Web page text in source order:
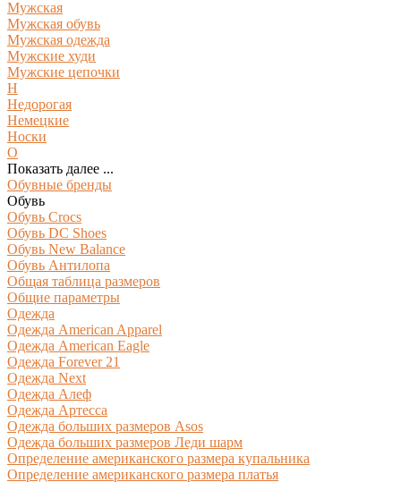
Мужская
Мужская обувь
Мужская одежда
Мужские худи
Мужские цепочки
Н
Недорогая
Немецкие
Носки
О
Показать далее ...
Обувные бренды
Обувь
Обувь Crocs
Обувь DC Shoes
Обувь New Balance
Обувь Антилопа
Общая таблица размеров
Общие параметры
Одежда
Одежда American Apparel
Одежда American Eagle
Одежда Forever 21
Одежда Next
Одежда Алеф
Одежда Артесса
Одежда больших размеров Asos
Одежда больших размеров Леди шарм
Определение американского размера купальника
Определение американского размера платья